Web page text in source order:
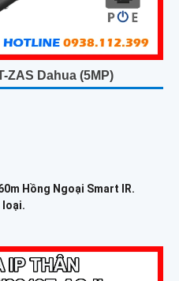
ZAS Dahua (5MP)
Hồng Ngoại Smart IR.
loại.